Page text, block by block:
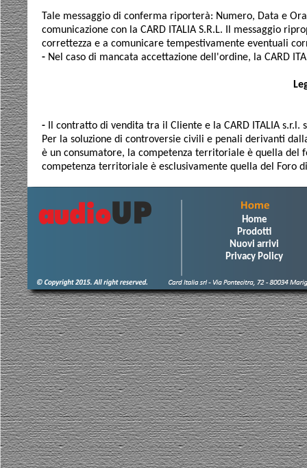
Tale messaggio di conferma riporterà: Numero, Data e
comunicazione con la CARD ITALIA S.R.L. Il messaggio
correttezza e a comunicare tempestivamente eventuali
- Nel caso di mancata accettazione dell'ordine, la CARD
- Il contratto di vendita tra il Cliente e la CARD ITALIA
Per la soluzione di controversie civili e penali derivanti
è un consumatore, la competenza territoriale è quella
competenza territoriale è esclusivamente quella del Foro
Home
Prodotti
Nuovi arrivi
Privacy Policy